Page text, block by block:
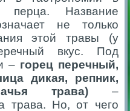
перца. Название
не только
этой травы (у
вкус. Под
– горец перечный,
дикая, репник,
трава) –
трава. Но, от чего